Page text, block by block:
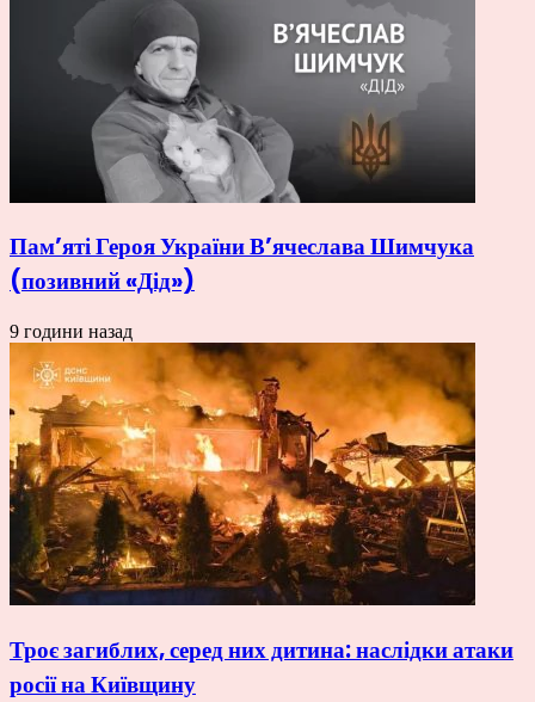
Пам’яті Героя України В’ячеслава Шимчука
(позивний «Дід»)
9 години назад
Троє загиблих, серед них дитина: наслідки атаки
росії на Київщину